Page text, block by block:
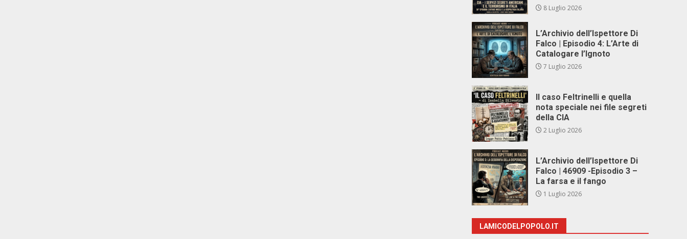
8 Luglio 2026
L’Archivio dell’Ispettore Di
Falco | Episodio 4: L’Arte di
Catalogare l’Ignoto
7 Luglio 2026
Il caso Feltrinelli e quella
nota speciale nei file segreti
della CIA
2 Luglio 2026
L’Archivio dell’Ispettore Di
Falco | 46909 -Episodio 3 –
La farsa e il fango
1 Luglio 2026
LAMICODELPOPOLO.IT